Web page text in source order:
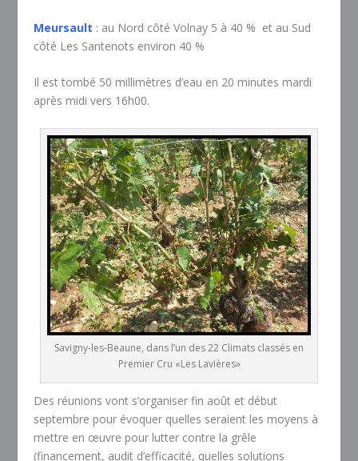
Meursault : au Nord côté Volnay 5 à 40 % et au Sud
côté Les Santenots environ 40 %
Il est tombé 50 millimètres d’eau en 20 minutes mardi
après midi vers 16h00.
Savigny-les-Beaune, dans l’un des 22 Climats classés en
Premier Cru «Les Lavières»
Des réunions vont s’organiser fin août et début
septembre pour évoquer quelles seraient les moyens à
mettre en œuvre pour lutter contre la grêle
(financement, audit d’efficacité, quelles solutions